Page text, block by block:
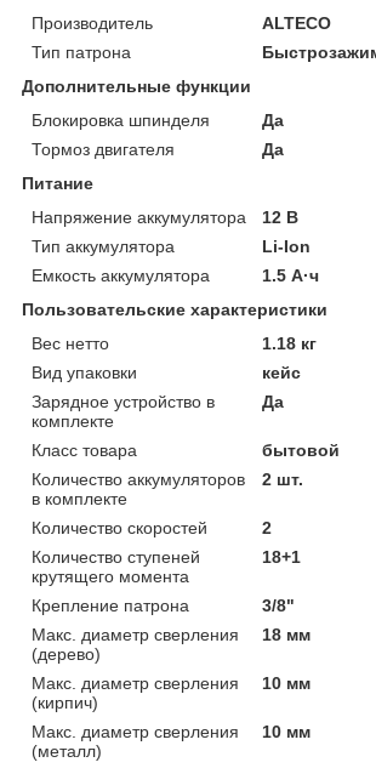
Производитель
ALTECO
Тип патрона
Дополнительные функции
Блокировка шпинделя
Да
Тормоз двигателя
Да
Питание
Напряжение аккумулятора
12 В
Тип аккумулятора
Li-Ion
Емкость аккумулятора
1.5 А·ч
Пользовательские характеристики
Вес нетто
1.18 кг
Вид упаковки
кейс
Зарядное устройство в
комплекте
Да
Класс товара
бытовой
Количество аккумуляторов
в комплекте
2 шт.
Количество скоростей
2
Количество ступеней
крутящего момента
18+1
Крепление патрона
3/8"
Макс. диаметр сверления
(дерево)
18 мм
Макс. диаметр сверления
(кирпич)
10 мм
Макс. диаметр сверления
(металл)
10 мм